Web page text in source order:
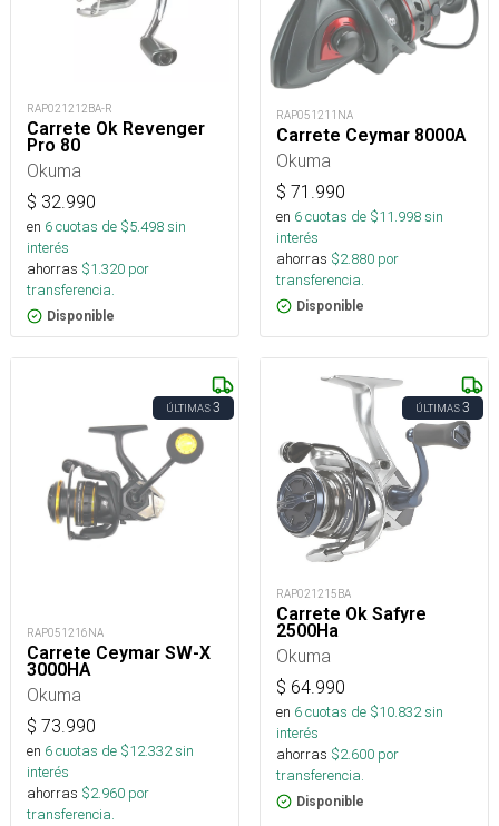
RAP021212BA-R
Carrete Ok Revenger
Pro 80
Okuma
$ 32.990
en 6cuotas de $5.498sin
interés
ahorras $1.320 por
transferencia.
Disponible
RAP051211NA
Carrete Ceymar 8000A
Okuma
$ 71.990
en 6cuotas de $11.998sin
interés
ahorras $2.880 por
transferencia.
Disponible
ÚLTIMAS3
RAP051216NA
Carrete Ceymar SW-X
3000HA
Okuma
$ 73.990
en 6cuotas de $12.332sin
interés
ahorras $2.960 por
transferencia.
ÚLTIMAS3
RAP021215BA
Carrete Ok Safyre
2500Ha
Okuma
$ 64.990
en 6cuotas de $10.832sin
interés
ahorras $2.600 por
transferencia.
Disponible